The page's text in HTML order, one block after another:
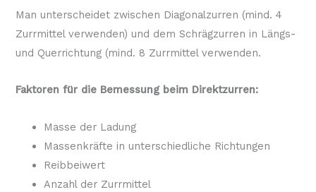
Man unterscheidet zwischen Diagonalzurren (mind. 4
Zurrmittel verwenden) und dem Schrägzurren in Längs-
und Querrichtung (mind. 8 Zurrmittel verwenden.
Faktoren für die Bemessung beim Direktzurren:
Masse der Ladung
Massenkräfte in unterschiedliche Richtungen
Reibbeiwert
Anzahl der Zurrmittel